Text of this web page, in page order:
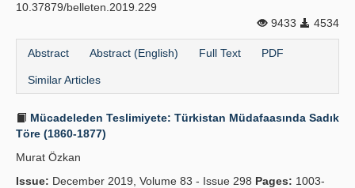
Guidelines
Contact Us
10.37879/belleten.2019.229
9433
4534
Abstract Abstract (English) Full Text PDF
Similar Articles
Mücadeleden Teslimiyete: Türkistan Müdafaasında Sadık
Töre (1860-1877)
Murat Özkan
Issue: December 2019, Volume 83 - Issue 298 Pages: 1003-